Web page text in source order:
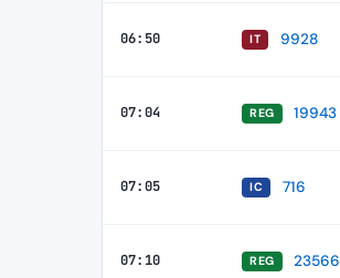
06:50 IT 9928
07:04 REG 19943
07:05 IC 716
07:10 REG 23566